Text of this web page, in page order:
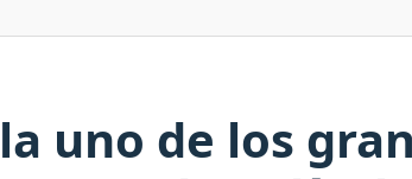
uno de los